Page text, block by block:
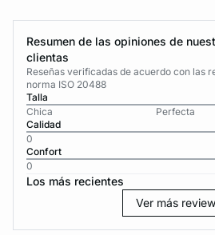
Resumen de las opiniones de
clientas
Reseñas verificadas de acuerdo con las
norma ISO 20488
Talla
Chica
Perfecta
Calidad
0
Confort
0
Los más recientes
Ver más